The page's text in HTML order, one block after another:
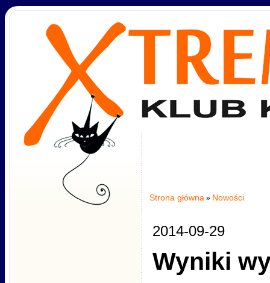
Strona główna » Nowości
2014-09-29
Wyniki